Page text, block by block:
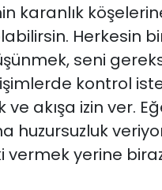
karanlık
Herkesin
seni
kontrol
ve akışa izin ver.
huzursuzluk
vermek yerine